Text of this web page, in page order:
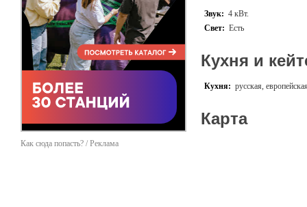
Как сюда попасть? / Реклама
Звук: 4 кВт.
Свет: Есть
Кухня и
Кухня: русская,
Карта